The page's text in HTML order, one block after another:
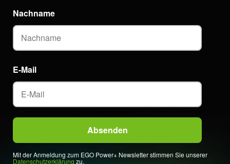
E-Mail
Nachname
Mit der Anmeldung zum EGO Power+ Newsletter stimmen Sie unserer
Datenschutzerklärung zu.